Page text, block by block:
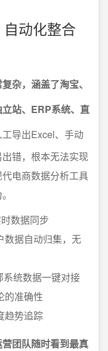
动化整合
杂，涵盖了淘宝、
站、ERP系统、直
导出Excel、手动
错，根本无法实现
电商数据分析工具
数据同步
数据自动归集，无
统数据一键对接
的准确性
趋势追踪
团队随时看到最真